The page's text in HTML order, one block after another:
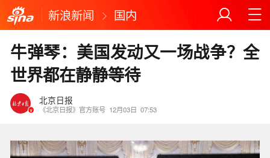
新浪新闻 国内
牛弹琴：美国发动又一场战争？全
世界都在静静等待
北京日报
《北京日报》官方账号 12月03日 07:53